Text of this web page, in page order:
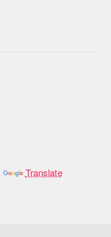
Translate